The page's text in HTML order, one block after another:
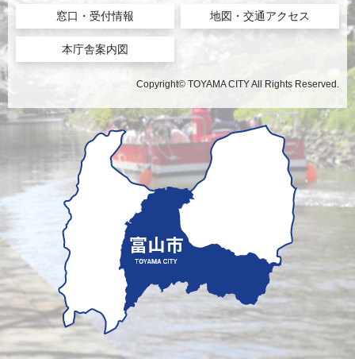
窓口・受付情報 地図・交通アクセス
本庁舎案内図
Copyright© TOYAMA CITY All Rights Reserved.